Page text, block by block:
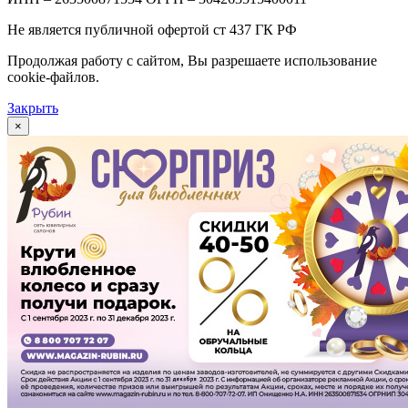
Не является публичной офертой ст 437 ГК РФ
Продолжая работу с сайтом, Вы разрешаете использование
cookie-файлов.
Закрыть
×